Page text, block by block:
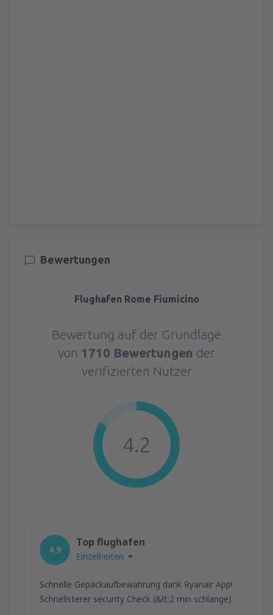
Bewertungen
Flughafen Rome Fiumicino
Bewertung auf der Grundlage
von 1710 Bewertungen der
verifizierten Nutzer
4.2
4.9
Top flughafen
Einzelheiten
Schnelle Gepäckaufbewahrung dank Ryanair App!
Schnellsterer security Check (&lt;2 min schlange)